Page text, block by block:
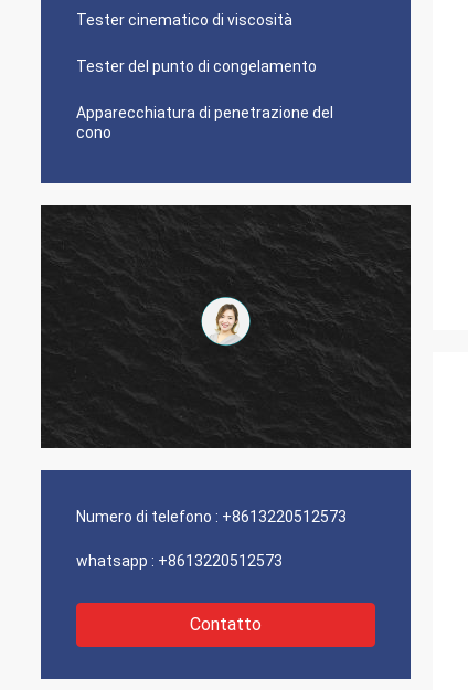
Tester cinematico di viscosità
Tester del punto di congelamento
Apparecchiatura di penetrazione del
cono
Numero di telefono : +8613220512573
whatsapp : +8613220512573
Contatto